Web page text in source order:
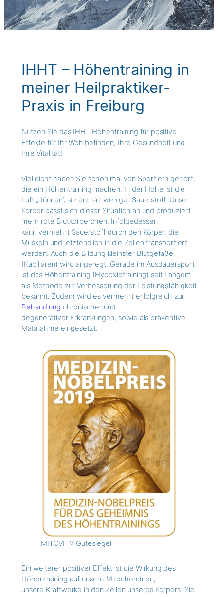
IHHT – Höhentraining in
meiner Heilpraktiker-
Praxis in Freiburg
Nutzen Sie das IHHT Höhentraining für positive
Effekte für Ihr Wohlbefinden, Ihre Gesundheit und
Ihre Vitalität!
Vielleicht haben Sie schon mal von Sportlern gehört,
die ein Höhentraining machen. In der Höhe ist die
Luft „dünner“, sie enthält weniger Sauerstoff. Unser
Körper passt sich dieser Situation an und produziert
mehr rote Blutkörperchen. Infolgedessen
kann vermehrt Sauerstoff durch den Körper, die
Muskeln und letztendlich in die Zellen transportiert
werden. Auch die Bildung kleinster Blutgefäße
(Kapillaren) wird angeregt. Gerade im Ausdauersport
ist das Höhentraining (Hypoxietraining) seit Langem
als Methode zur Verbesserung der Leistungsfähigkeit
bekannt. Zudem wird es vermehrt erfolgreich zur
Behandlung chronischer und
degenerativer Erkrankungen, sowie als präventive
Maßnahme eingesetzt.
MITOVIT® Gütesiegel
Ein weiterer positiver Effekt ist die Wirkung des
Höhentraining auf unsere Mitochondrien,
unsere Kraftwerke in den Zellen unseres Körpers. Sie